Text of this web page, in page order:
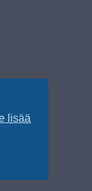
lisää